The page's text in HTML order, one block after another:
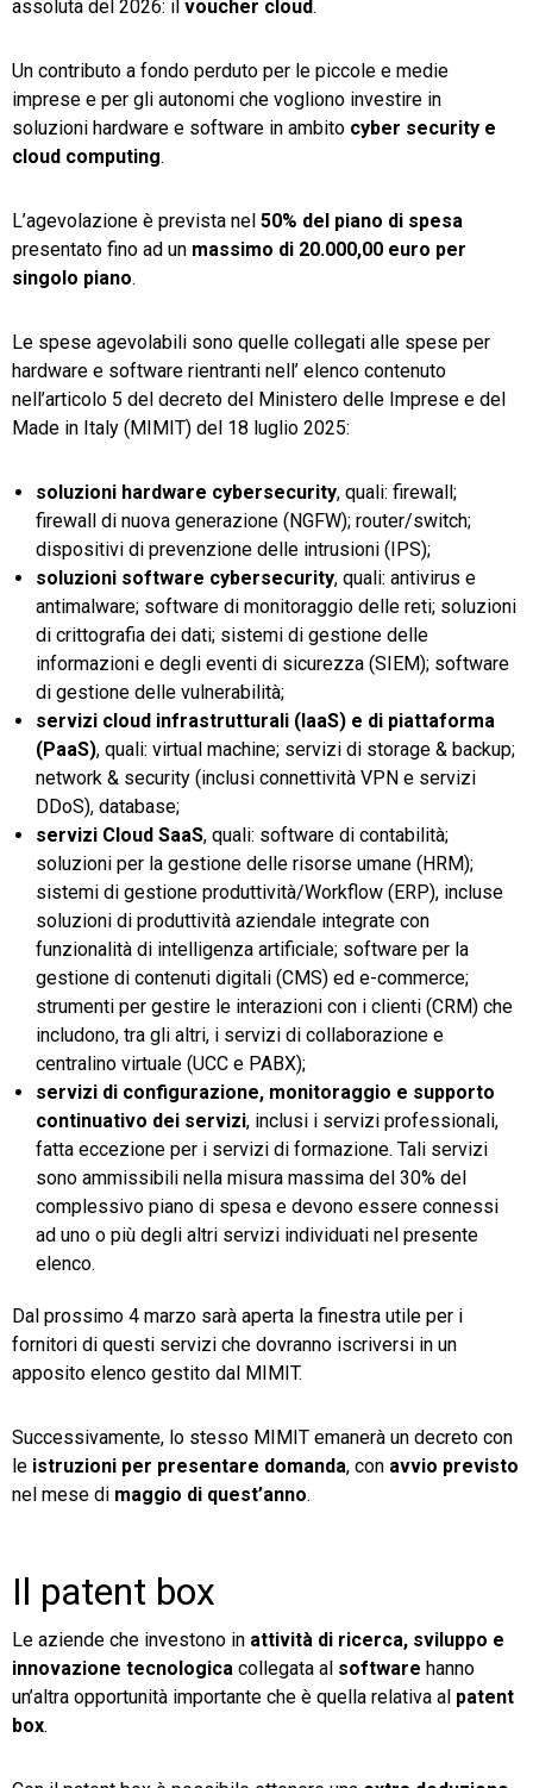
assoluta del 2026: il voucher cloud.
Un contributo a fondo perduto per le piccole e medie
imprese e per gli autonomi che vogliono investire in
soluzioni hardware e software in ambito cyber security e
cloud computing.
L’agevolazione è prevista nel 50% del piano di spesa
presentato fino ad un massimo di 20.000,00 euro per
singolo piano.
Le spese agevolabili sono quelle collegati alle spese per
hardware e software rientranti nell’ elenco contenuto
nell’articolo 5 del decreto del Ministero delle Imprese e del
Made in Italy (MIMIT) del 18 luglio 2025:
soluzioni hardware cybersecurity, quali: firewall;
firewall di nuova generazione (NGFW); router/switch;
dispositivi di prevenzione delle intrusioni (IPS);
soluzioni software cybersecurity, quali: antivirus e
antimalware; software di monitoraggio delle reti; soluzioni
di crittografia dei dati; sistemi di gestione delle
informazioni e degli eventi di sicurezza (SIEM); software
di gestione delle vulnerabilità;
servizi cloud infrastrutturali (IaaS) e di piattaforma
(PaaS), quali: virtual machine; servizi di storage & backup;
network & security (inclusi connettività VPN e servizi
DDoS), database;
servizi Cloud SaaS, quali: software di contabilità;
soluzioni per la gestione delle risorse umane (HRM);
sistemi di gestione produttività/Workflow (ERP), incluse
soluzioni di produttività aziendale integrate con
funzionalità di intelligenza artificiale; software per la
gestione di contenuti digitali (CMS) ed e-commerce;
strumenti per gestire le interazioni con i clienti (CRM) che
includono, tra gli altri, i servizi di collaborazione e
centralino virtuale (UCC e PABX);
servizi di configurazione, monitoraggio e supporto
continuativo dei servizi, inclusi i servizi professionali,
fatta eccezione per i servizi di formazione. Tali servizi
sono ammissibili nella misura massima del 30% del
complessivo piano di spesa e devono essere connessi
ad uno o più degli altri servizi individuati nel presente
elenco.
Dal prossimo 4 marzo sarà aperta la finestra utile per i
fornitori di questi servizi che dovranno iscriversi in un
apposito elenco gestito dal MIMIT.
Successivamente, lo stesso MIMIT emanerà un decreto con
le istruzioni per presentare domanda, con avvio previsto
nel mese di maggio di quest’anno.
Il patent box
Le aziende che investono in attività di ricerca, sviluppo e
innovazione tecnologica collegata al software hanno
un’altra opportunità importante che è quella relativa al patent
box.